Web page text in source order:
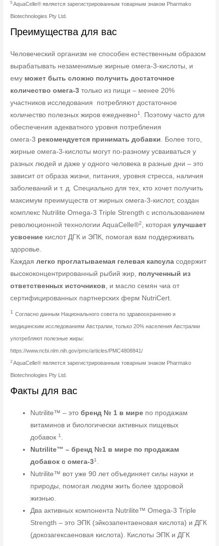
5 AquaCelle® является зарегистрированным товарным знаком Pharmako
Biotechnologies Pty Ltd.
Преимущества для вас
Человеческий организм не способен естественным образом
вырабатывать незаменимые жирные омега-3-кислоты, и
ему может быть сложно получить достаточное
количество омега-3 только из пищи – менее 20%
участников исследования потребляют достаточное
количество полезных жиров ежедневно1 . Поэтому часто для
обеспечения адекватного уровня потребления
омега-3 рекомендуется принимать добавки. Более того,
жирные омега-3-кислоты могут по-разному усваиваться у
разных людей и даже у одного человека в разные дни – это
зависит от образа жизни, питания, уровня стресса, наличия
заболеваний и т. д. Специально для тех, кто хочет получить
максимум преимуществ от жирных омега-3-кислот, создан
комплекс Nutrilite Omega-3 Triple Strength с использованием
революционной технологии AquaCelle®2, котораяулучшает
усвоение кислот ДГК и ЭПК, помогая вам поддерживать
здоровье.
Каждаялегко проглатываемая гелевая капсула содержит
высококонцентрированный рыбий жир, полученный из
ответственных источников, и масло семян чиа от
сертифицированных партнерских ферм NutriCert.
1 Согласно данным Национального совета по здравоохранению и
медицинским исследованиям Австралии, только 20% населения Австралии
употребляют полезные жиры:
https://www.ncbi.nlm.nih.gov/pmc/articles/PMC4808841/
2 AquaCelle® является зарегистрированным товарным знаком Pharmako
Biotechnologies Pty Ltd.
Факты для вас
Nutrilite™ – этобренд № 1 в мире по продажам
витаминов и биологически активных пищевых
добавок1
Nutrilite™ – бренд №1 в мире по продажам
добавок с омега-31
Nutrilite™ вот уже 90 лет объединяет силы науки и
природы, помогая людям жить более здоровой
жизнью.
Два активных компонента Nutrilite™ Omega-3 Triple
Strength – это ЭПК (эйкозапентаеновая кислота) и ДГК
(докозагексаеновая кислота). Кислоты ЭПК и ДГК